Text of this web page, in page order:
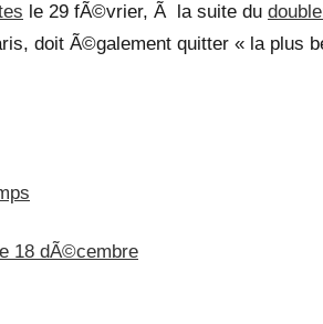
le 29 fÃ©vrier, Ã la suite du
doit Ã©galement quitter « la plus
18 dÃ©cembre